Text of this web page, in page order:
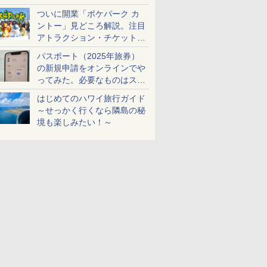
ケットも解説
ついに開業「ポケパーク カ
ントー」見どころ解説。注目
アトラクション・チケット手
配・来場前に必要な準備は？
パスポート（2025年旅券）
の新規申請をオンラインでや
ってみた。必要なものはスマ
ホとマイナカードのみ
はじめてのハワイ旅行ガイド
～せっかく行くなら隣島の秘
境も楽しみたい！～